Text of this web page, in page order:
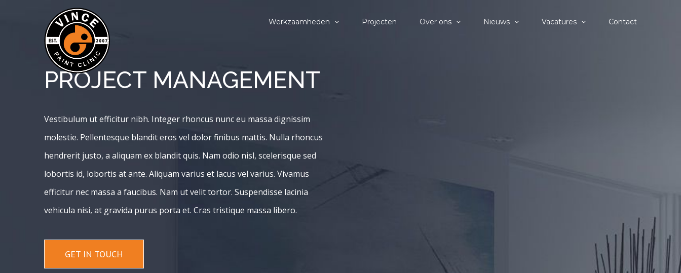
Werkzaamheden Projecten Over ons Nieuws Vacatures Contact
PROJECT MANAGEMENT
Vestibulum ut efficitur nibh. Integer rhoncus nunc eu massa dignissim
molestie. Pellentesque blandit eros vel dolor finibus mattis. Nulla rhoncus
hendrerit justo, a aliquam ex blandit quis. Nam odio nisl, scelerisque sed
lobortis id, lobortis at ante. Aliquam varius et lacus vel varius. Vivamus
efficitur nec massa a faucibus. Nam ut velit tortor. Suspendisse lacinia
vehicula nisi, at gravida purus porta et. Cras tristique massa libero.
GET IN TOUCH